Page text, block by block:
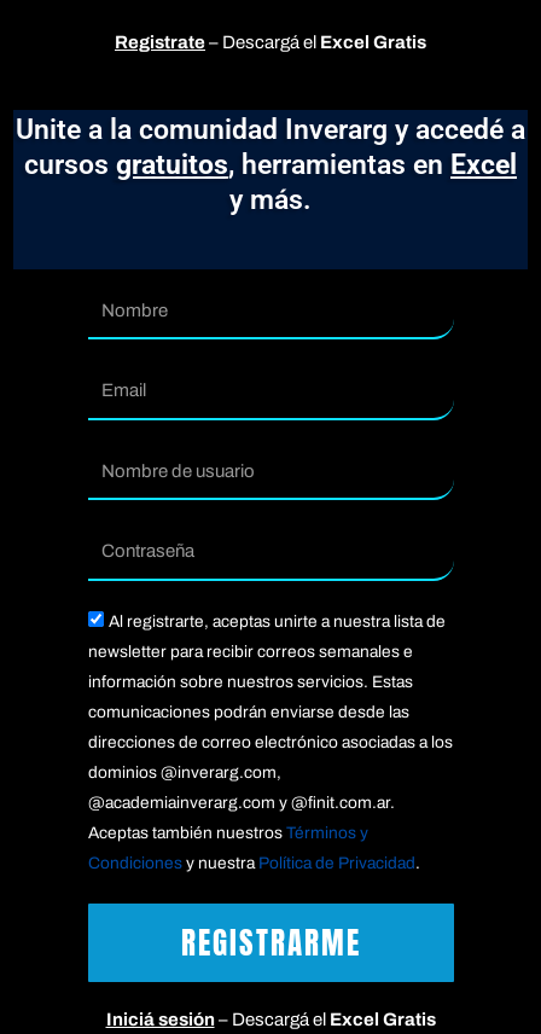
Registrate– Descargá el Excel Gratis
Unite a la comunidad Inverarg y accedé a
cursos gratuitos, herramientas en Excel
y más.
Email
Contraseña
Acepto
Al registrarte, aceptas unirte a nuestra lista de
newsletter para recibir correos semanales e
información sobre nuestros servicios. Estas
comunicaciones podrán enviarse desde las
direcciones de correo electrónico asociadas a los
dominios @inverarg.com,
@academiainverarg.com y @finit.com.ar.
Aceptas también nuestros Términos y
Condicionesy nuestra Política de Privacidad.
REGISTRARME
Iniciá sesión– Descargá el Excel Gratis